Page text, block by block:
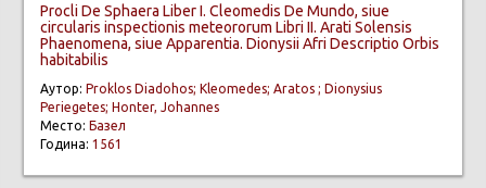
Procli De Sphaera Liber I. Cleomedis De Mundo, siue
circularis inspectionis meteororum Libri II. Arati Solensis
Phaenomena, siue Apparentia. Dionysii Afri Descriptio Orbis
habitabilis
Аутор: Proklos Diadohos; Kleomedes; Aratos ; Dionysius
Periegetes; Honter, Johannes
Место: Базел
Година: 1561